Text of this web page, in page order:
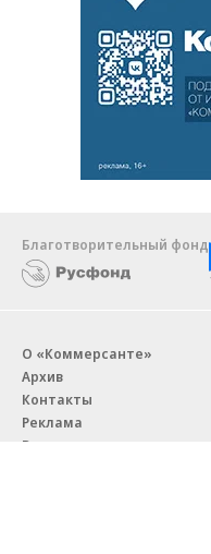
Благотворительный фонд
О «Коммерсанте»
Архив
Контакты
Реклама
Вакансии